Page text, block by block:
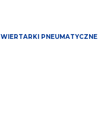
WIERTARKI PNEUMATYCZNE